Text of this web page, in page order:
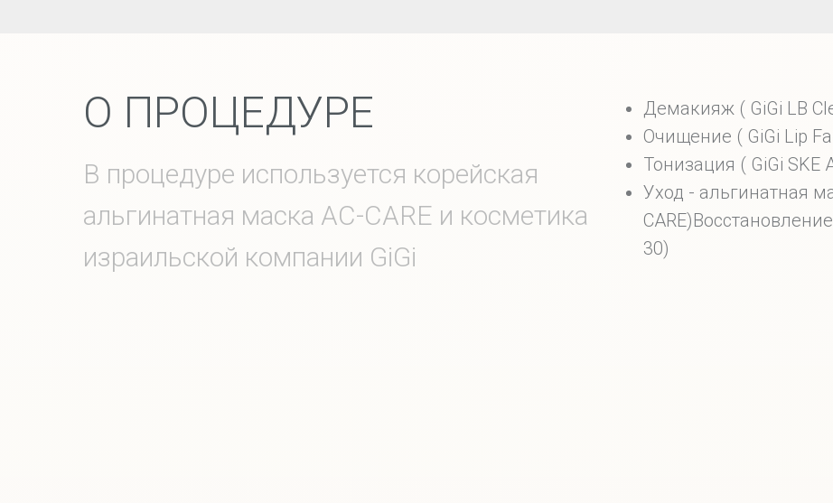
О ПРОЦЕДУРЕ
В процедуре используется корейская
альгинатная маска AC-CARE и косметика
израильской компании GiGi
Демакияж ( GiGi LB
Очищение ( GiGi Lip
Тонизация ( GiGi SKE
Уход - альгинатная
30)